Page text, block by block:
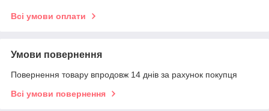
Всі умови оплати
Умови повернення
Повернення товару впродовж 14 днів за рахунок покупця
Всі умови повернення